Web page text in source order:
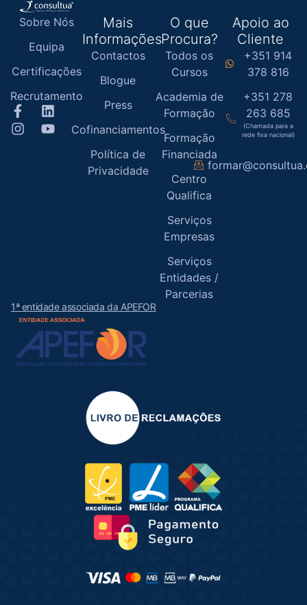
Sobre Nós
Equipa
Certificações
Recrutamento
Mais
Informações
Contactos
Blogue
Press
Cofinanciamentos
Política de
Privacidade
O que
Procura?
Todos os
Cursos
Academia de
Formação
Formação
Financiada
Centro
Qualifica
Serviços
Empresas
Serviços
Entidades /
Parcerias
Apoio ao
Cliente
+351 914
378 816
+351 278
263 685
(Chamada para a
rede fixa nacional)
1ª entidade associada da APEFOR